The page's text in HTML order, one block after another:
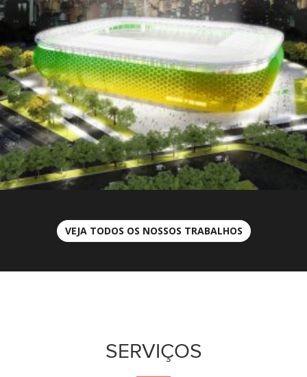
VEJA TODOS OS NOSSOS TRABALHOS
SERVIÇOS